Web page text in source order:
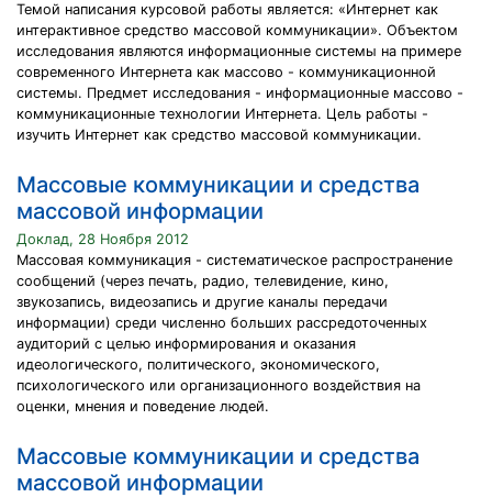
Темой написания курсовой работы является: «Интернет как
интерактивное средство массовой коммуникации». Объектом
исследования являются информационные системы на примере
современного Интернета как массово - коммуникационной
системы. Предмет исследования - информационные массово -
коммуникационные технологии Интернета. Цель работы -
изучить Интернет как средство массовой коммуникации.
Массовые коммуникации и средства
массовой информации
Доклад, 28 Ноября 2012
Массовая коммуникация - систематическое распространение
сообщений (через печать, радио, телевидение, кино,
звукозапись, видеозапись и другие каналы передачи
информации) среди численно больших рассредоточенных
аудиторий с целью информирования и оказания
идеологического, политического, экономического,
психологического или организационного воздействия на
оценки, мнения и поведение людей.
Массовые коммуникации и средства
массовой информации